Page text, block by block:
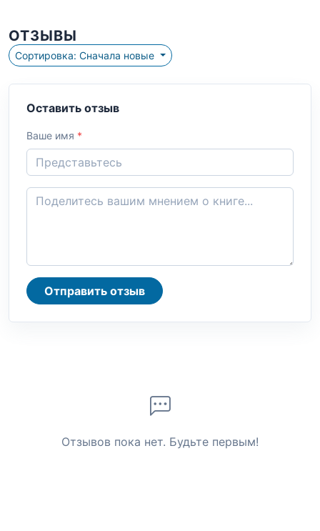
ОТЗЫВЫ
Сортировка: Сначала новые
Оставить отзыв
Ваше имя *
Отправить отзыв
Отзывов пока нет. Будьте первым!